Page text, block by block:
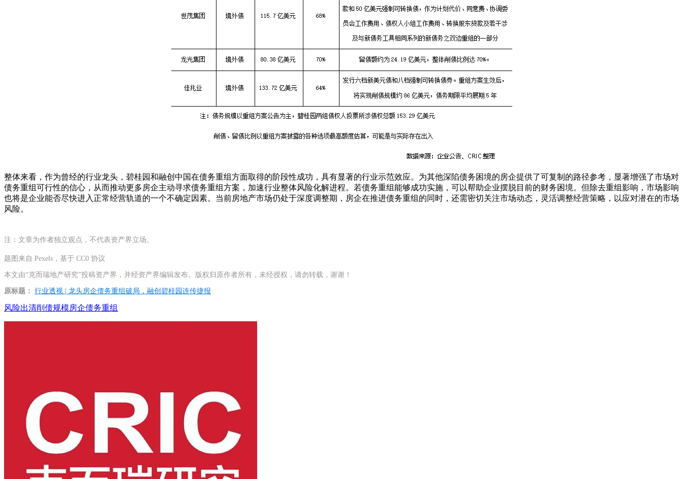
整体来看，作为曾经的行业龙头，碧桂园和融创中国在债务重组方面取得的阶段性成功，具有显著的行业示范效应。为其他深陷债务困境的房企提供了可复制的路径参考，显著增强了市场对
债务重组可行性的信心，从而推动更多房企主动寻求债务重组方案，加速行业整体风险化解进程。若债务重组能够成功实施，可以帮助企业摆脱目前的财务困境。但除去重组影响，市场影响
也将是企业能否尽快进入正常经营轨道的一个不确定因素。当前房地产市场仍处于深度调整期，房企在推进债务重组的同时，还需密切关注市场动态，灵活调整经营策略，以应对潜在的市场
风险。
注：文章为作者独立观点，不代表资产界立场。
题图来自 Pexels，基于 CC0 协议
本文由“克而瑞地产研究”投稿资产界，并经资产界编辑发布。版权归原作者所有，未经授权，请勿转载，谢谢！
原标题： 行业透视 | 龙头房企债务重组破局，融创碧桂园连传捷报
风险出清削债规模房企债务重组